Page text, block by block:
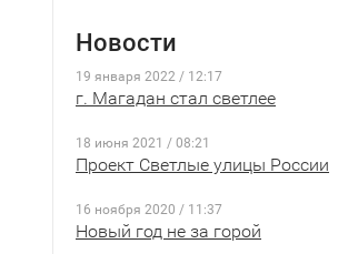
Новости
19 января 2022 / 12:17
г. Магадан стал светлее
18 июня 2021 / 08:21
Проект Светлые улицы России
16 ноября 2020 / 11:37
Новый год не за горой